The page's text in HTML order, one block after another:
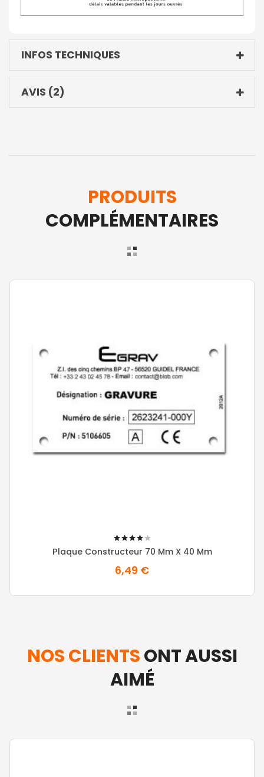
INFOS TECHNIQUES
AVIS 2
PRODUITS
COMPLÉMENTAIRES
80%
Plaque Constructeur 70 Mm X 40 Mm
6,49 €
NOS CLIENTSONT AUSSI
AIMÉ